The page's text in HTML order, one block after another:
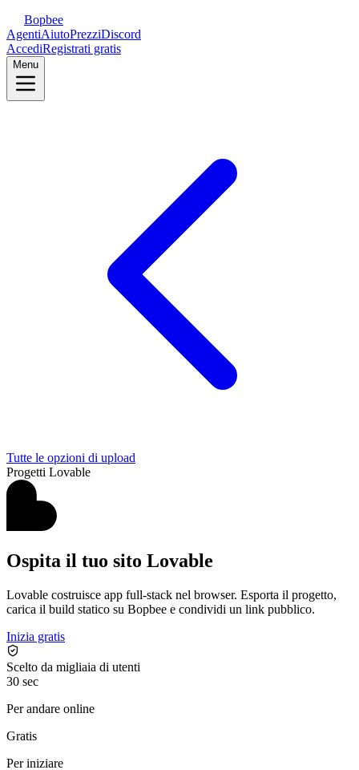
Bopbee
AgentiAiutoPrezziDiscord
AccediRegistrati gratis
Menu
Tutte le opzioni di upload
Progetti Lovable
Ospita il tuo sito Lovable
Lovable costruisce app full-stack nel browser. Esporta il progetto,
carica il build statico su Bopbee e condividi un link pubblico.
Inizia gratis
Scelto da migliaia di utenti
30 sec
Per andare online
Gratis
Per iniziare